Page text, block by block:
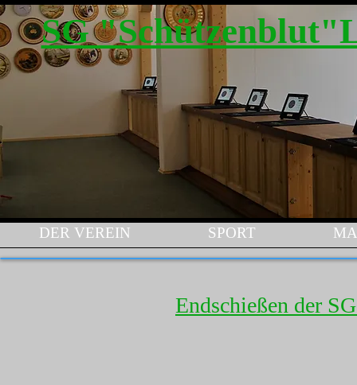
SG
DER VEREIN SPORT
Endschießen der